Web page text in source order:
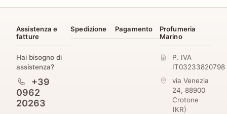
Assistenza e
fatture
Hai bisogno di
assistenza?
+39
0962
20263
Spedizione Pagamento
Profumeria
Marino
P. IVA
IT03233820798
via Venezia
24, 88900
Crotone
(KR)